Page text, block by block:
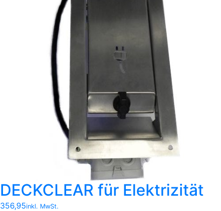
DECKCLEAR für Elektrizität
356,95inkl. MwSt.